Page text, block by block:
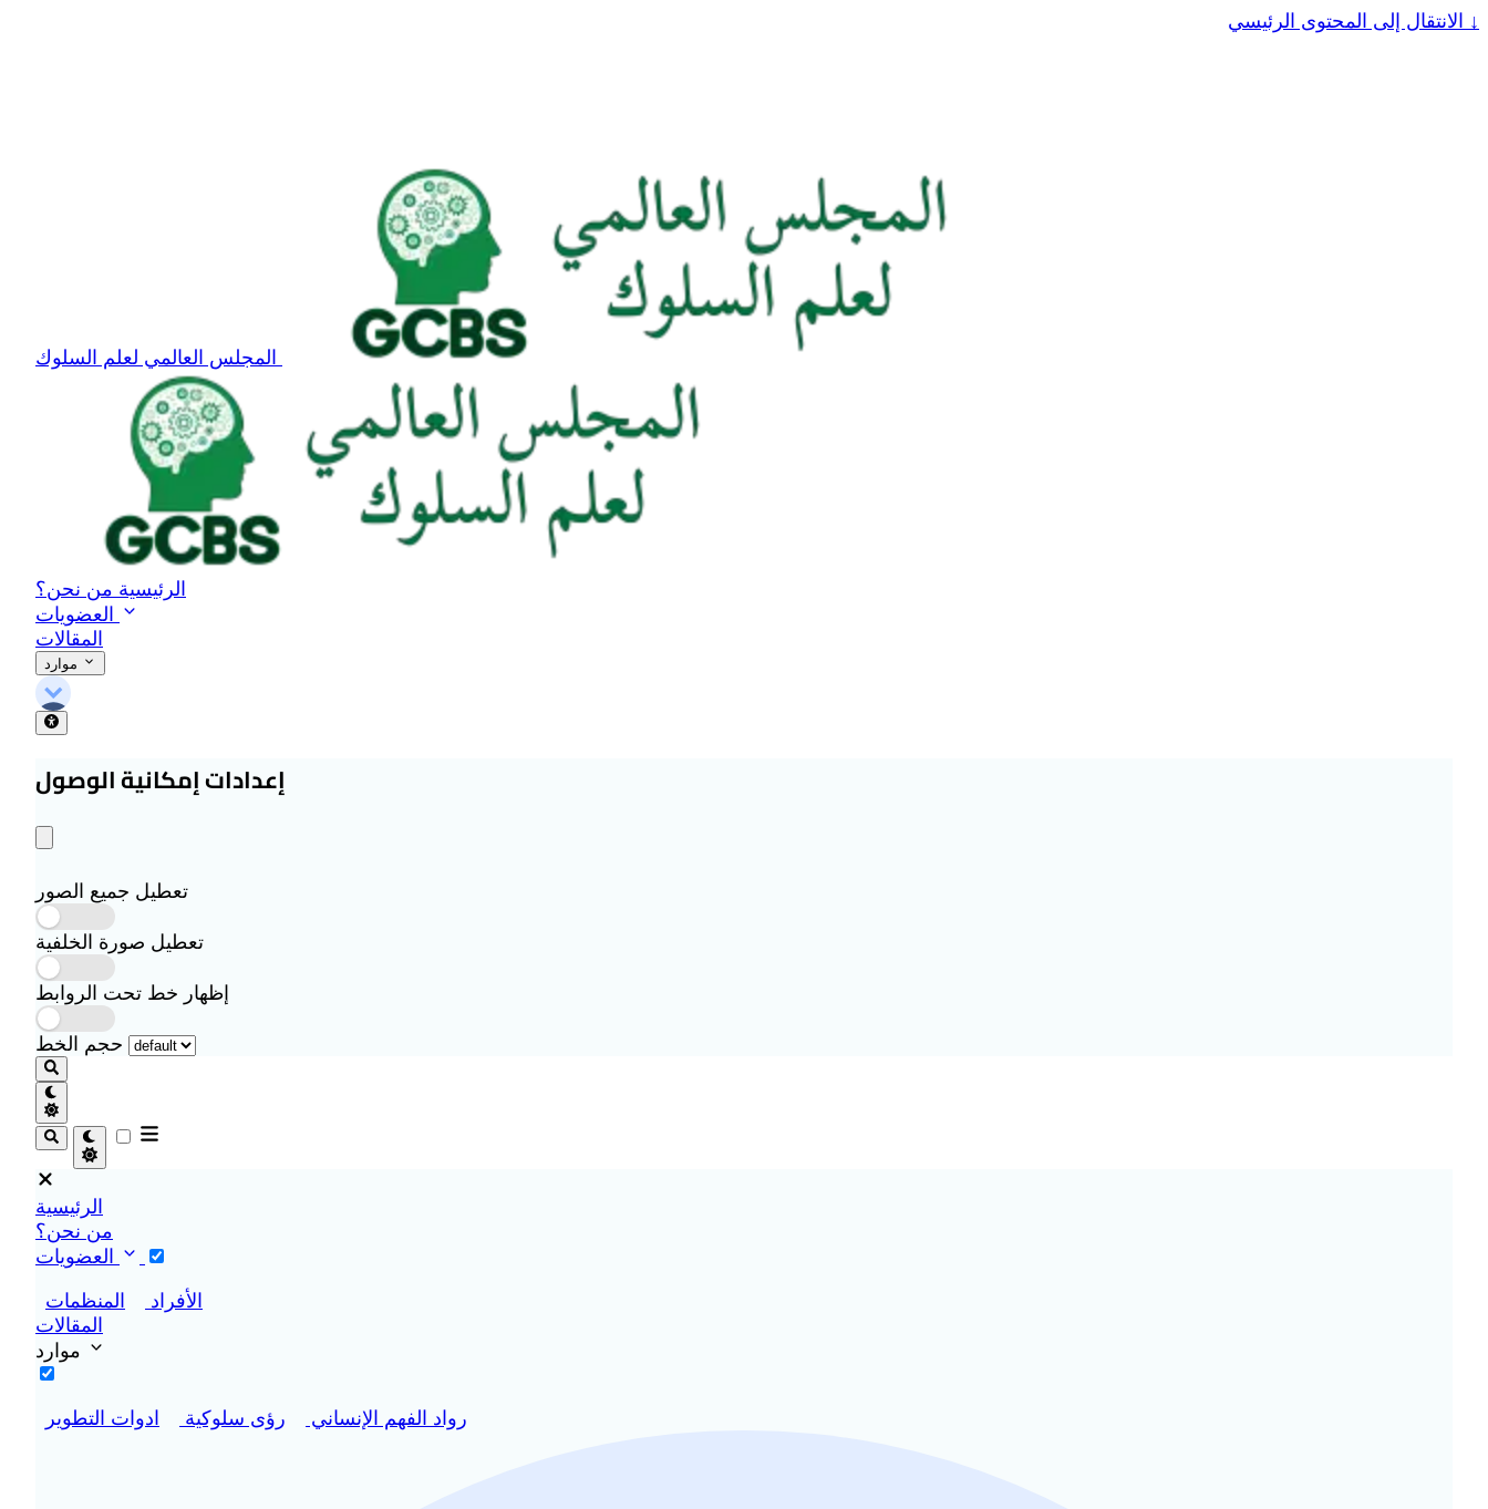
↓ الانتقال إلى المحتوى الرئيسي
المجلس العالمي لعلم السلوك
الرئيسية من نحن؟
المقالات
إعدادات إمكانية الوصول
تعطيل جميع الصور
تعطيل صورة الخلفية
إظهار خط تحت الروابط
الرئيسية
من نحن؟
الأفراد
المنظمات
المقالات
رواد الفهم الإنساني رؤى سلوكية ادوات التطوير